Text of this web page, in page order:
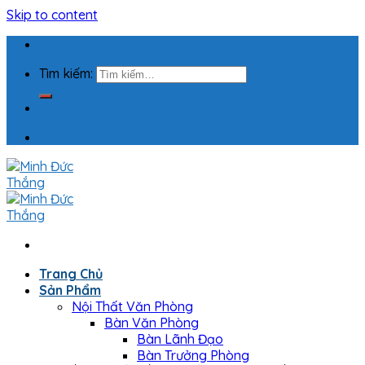
Skip to content
Tìm kiếm:
Trang Chủ
Sản Phẩm
Nội Thất Văn Phòng
Bàn Văn Phòng
Bàn Lãnh Đạo
Bàn Trưởng Phòng